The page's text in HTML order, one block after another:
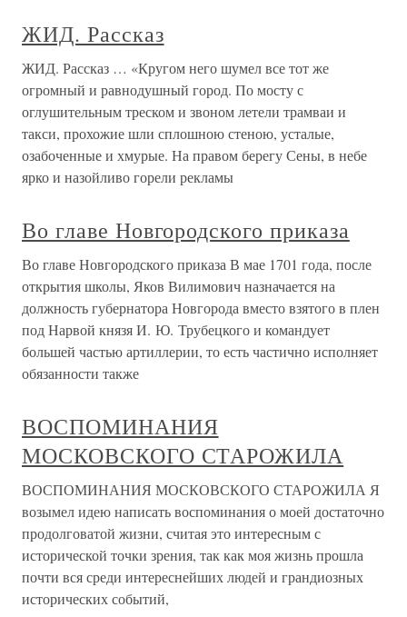
ЖИД. Рассказ
ЖИД. Рассказ … «Кругом него шумел все тот же
огромный и равнодушный город. По мосту с
оглушительным треском и звоном летели трамваи и
такси, прохожие шли сплошною стеною, усталые,
озабоченные и хмурые. На правом берегу Сены, в небе
ярко и назойливо горели рекламы
Во главе Новгородского приказа
Во главе Новгородского приказа В мае 1701 года, после
открытия школы, Яков Вилимович назначается на
должность губернатора Новгорода вместо взятого в плен
под Нарвой князя И. Ю. Трубецкого и командует
большей частью артиллерии, то есть частично исполняет
обязанности также
ВОСПОМИНАНИЯ
МОСКОВСКОГО СТАРОЖИЛА
ВОСПОМИНАНИЯ МОСКОВСКОГО СТАРОЖИЛА Я
возымел идею написать воспоминания о моей достаточно
продолговатой жизни, считая это интересным с
исторической точки зрения, так как моя жизнь прошла
почти вся среди интереснейших людей и грандиозных
исторических событий,